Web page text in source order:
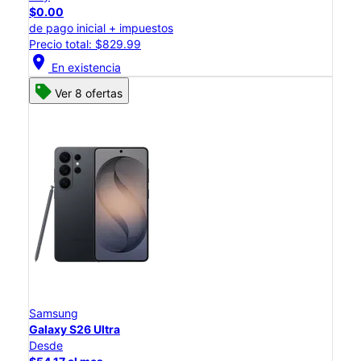
$0.00
de pago inicial + impuestos
Precio total: $829.99
location_on En existencia
Ver 8 ofertas
Samsung
Galaxy S26 Ultra
Desde